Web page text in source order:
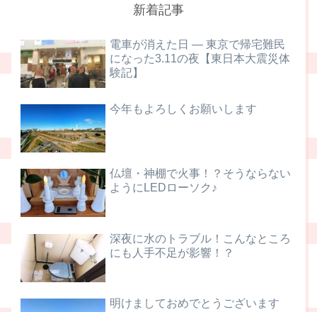
新着記事
電車が消えた日 ― 東京で帰宅難民
になった3.11の夜【東日本大震災体
験記】
今年もよろしくお願いします
仏壇・神棚で火事！？そうならない
ようにLEDローソク♪
深夜に水のトラブル！こんなところ
にも人手不足が影響！？
明けましておめでとうございます